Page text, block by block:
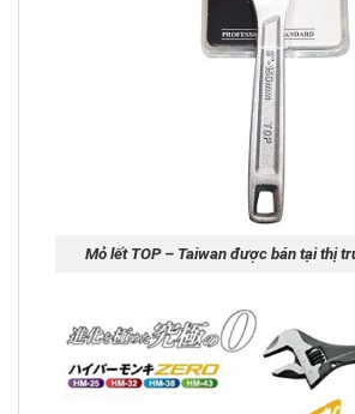
Mỏ lết TOP – Taiwan được bán tại thị